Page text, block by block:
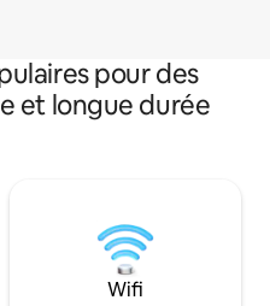
pour des
et longue durée
Wifi